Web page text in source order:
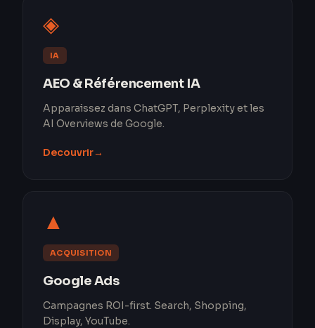
◈
IA
AEO & Référencement IA
Apparaissez dans ChatGPT, Perplexity et les
AI Overviews de Google.
Decouvrir→
▲
ACQUISITION
Google Ads
Campagnes ROI-first. Search, Shopping,
Display, YouTube.